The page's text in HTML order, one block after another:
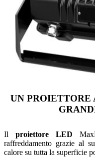
UN PROIETTORE
Il proiettore LED
raffreddamento grazie al
calore su tutta la superficie